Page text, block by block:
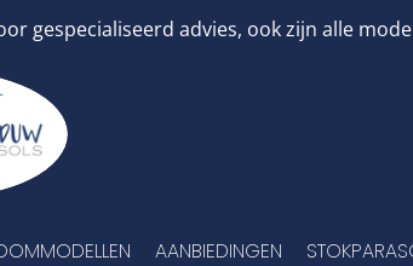
gespecialiseerd advies, ook zijn alle
AANBIEDINGEN